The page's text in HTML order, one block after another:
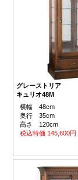
グレーストリア
キュリオ48M
横幅 48cm
奥行 35cm
高さ 120cm
税込特価 145,600円